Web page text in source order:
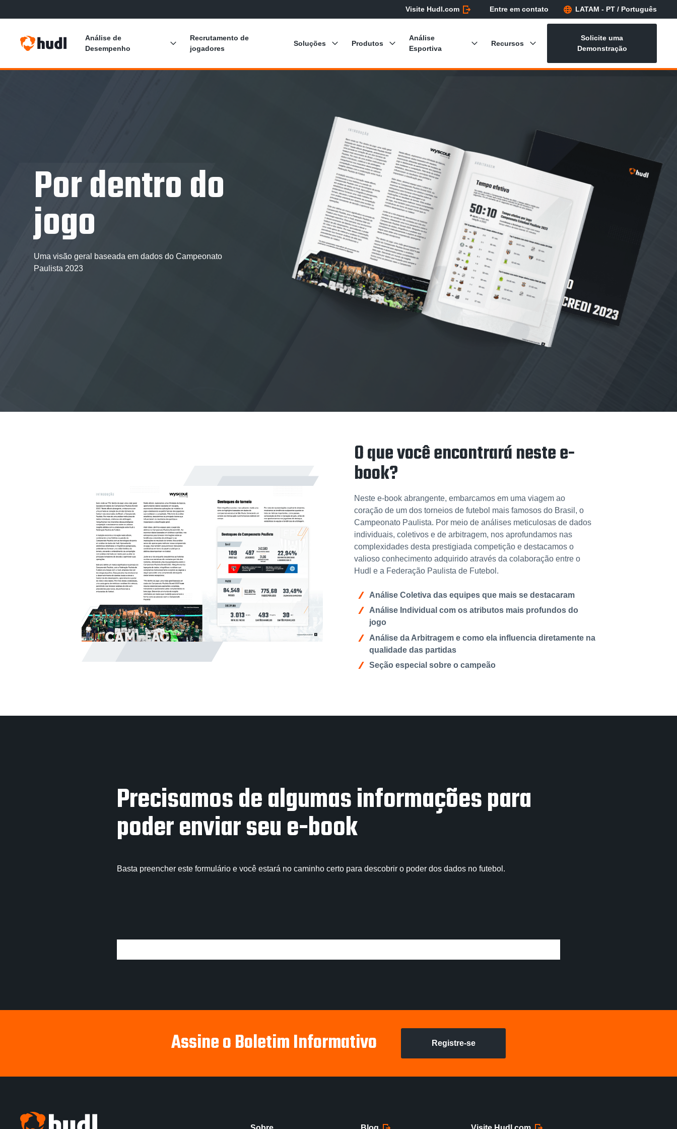
Visite Hudl.com Entre em contato LATAM - PT / Português
Análise de
Desempenho
Análise Pós-Jogo
Recrutamento de
jogadores
Soluções Produtos
Hudl Assist
Replay
Análise
Esportiva
Análise de Outros Esportes
Recursos
Solicite uma
Demonstração
Por dentro do
jogo
Uma visão geral baseada em dados do Campeonato
Paulista 2023
O que você encontrará neste e-
book?
Neste e-book abrangente, embarcamos em uma viagem ao
coração de um dos torneios de futebol mais famosos do Brasil, o
Campeonato Paulista. Por meio de análises meticulosas de dados
individuais, coletivos e de arbitragem, nos aprofundamos nas
complexidades desta prestigiada competição e destacamos o
valioso conhecimento adquirido através da colaboração entre o
Hudl e a Federação Paulista de Futebol.
Análise Coletiva das equipes que mais se destacaram
Análise Individual com os atributos mais profundos do
jogo
Análise da Arbitragem e como ela influencia diretamente na
qualidade das partidas
Seção especial sobre o campeão
Precisamos de algumas informações para
poder enviar seu e-book
Basta preencher este formulário e você estará no caminho certo para descobrir o poder dos dados no futebol.
Assine o Boletim Informativo Registre-se